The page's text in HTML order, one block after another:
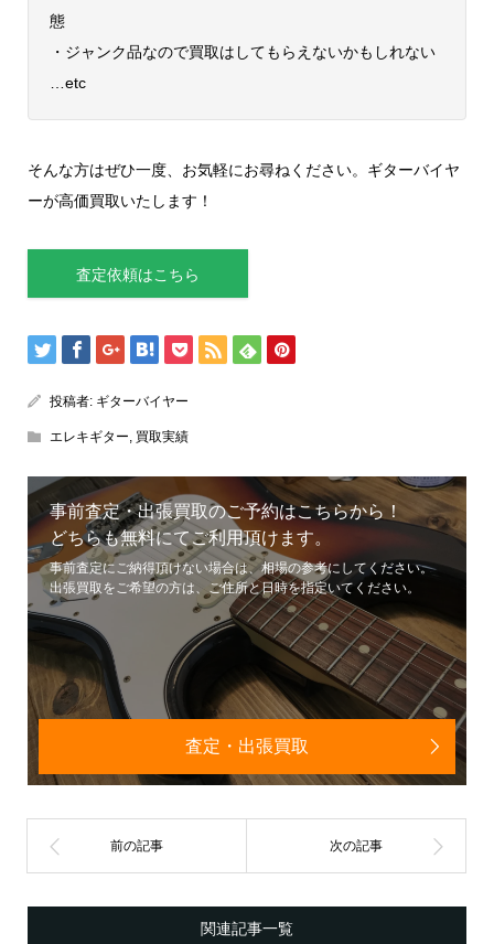
態
・ジャンク品なので買取はしてもらえないかもしれない
…etc
そんな方はぜひ一度、お気軽にお尋ねください。ギターバイヤ
ーが高価買取いたします！
査定依頼はこちら
投稿者: ギターバイヤー
エレキギター 買取実績
事前査定・出張買取のご予約はこちらから！
どちらも無料にてご利用頂けます。
事前査定にご納得頂けない場合は、相場の参考にしてください。
出張買取をご希望の方は、ご住所と日時を指定いてください。
査定・出張買取
関連記事一覧